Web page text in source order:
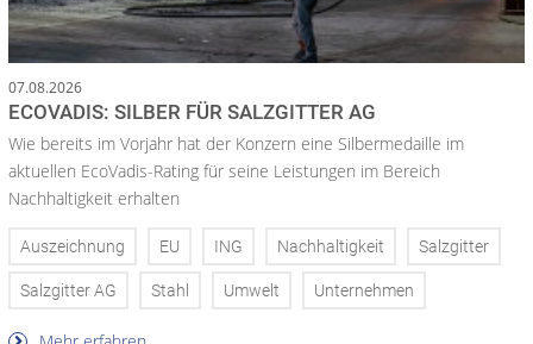
07.08.2026
ECOVADIS: SILBER FÜR SALZGITTER AG
Wie bereits im Vorjahr hat der Konzern eine Silbermedaille im
aktuellen EcoVadis-Rating für seine Leistungen im Bereich
Nachhaltigkeit erhalten
Auszeichnung EU ING Nachhaltigkeit Salzgitter
Salzgitter AG Stahl Umwelt Unternehmen